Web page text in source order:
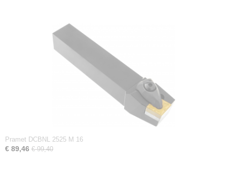
Pramet DCBNL 2525 M 16
€ 89,46 € 99,40